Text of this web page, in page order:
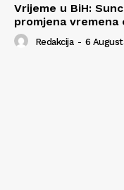
Vrijeme u BiH:
promjena vremena
Redakcija - 6